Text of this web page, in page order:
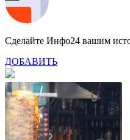
Сделайте Инфо24 вашим
ДОБАВИТЬ